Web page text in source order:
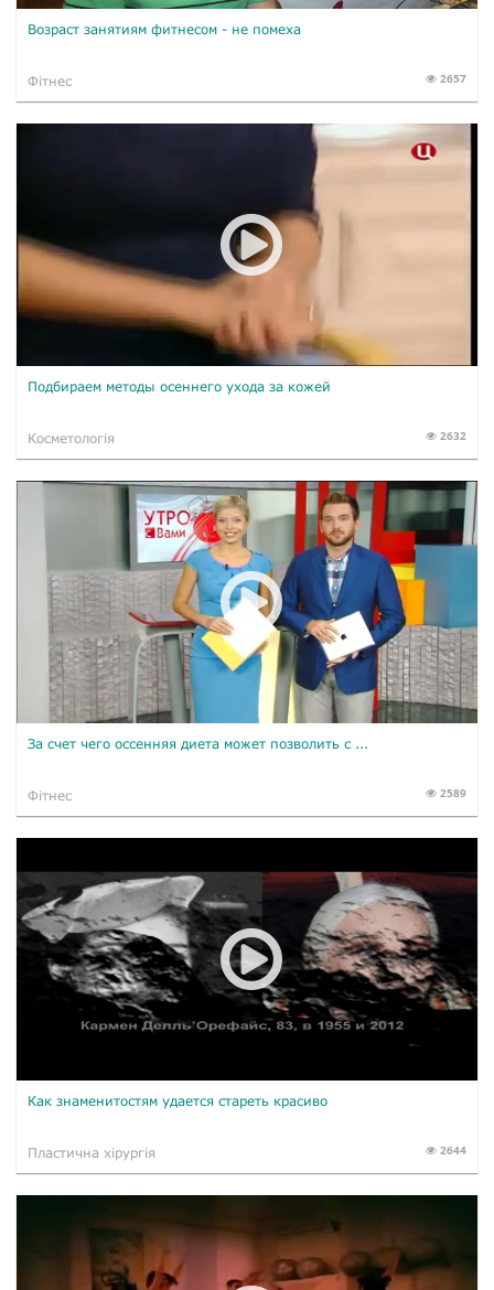
Возраст занятиям фитнесом - не помеха
Фітнес 2657
Подбираем методы осеннего ухода за кожей
Косметологія 2632
За счет чего оссенняя диета может позволить с ...
Фітнес 2589
Как знаменитостям удается стареть красиво
Пластична хірургія 2644